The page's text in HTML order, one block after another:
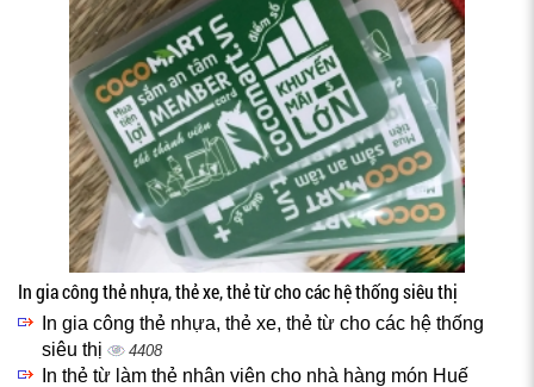
In gia công thẻ nhựa, thẻ xe, thẻ từ cho các hệ thống siêu thị
In gia công thẻ nhựa, thẻ xe, thẻ từ cho các hệ thống
siêu thị
4408
In thẻ từ làm thẻ nhân viên cho nhà hàng món Huế